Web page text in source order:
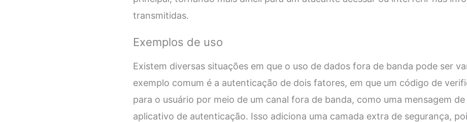
transmitidas.
Exemplos de uso
Existem diversas situações em que o uso de dados fora de banda pode ser
exemplo comum é a autenticação de dois fatores, em que um código de
para o usuário por meio de um canal fora de banda, como uma mensagem
aplicativo de autenticação. Isso adiciona uma camada extra de segurança,